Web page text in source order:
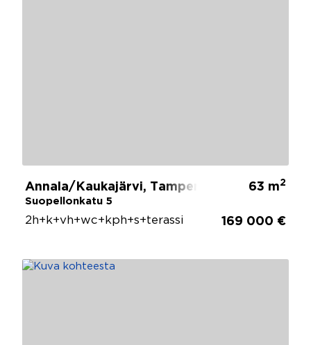
Annala/Kaukajärvi, Tampere
Suopellonkatu 5
63 m2
2h+k+vh+wc+kph+s+terassi 169 000 €